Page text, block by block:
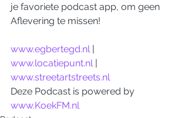
je favoriete podcast app, om geen
Aflevering te missen!
www.egbertegd.nl |
www.locatiepunt.nl |
www.streetartstreets.nl
Deze Podcast is powered by
www.KoekFM.nl